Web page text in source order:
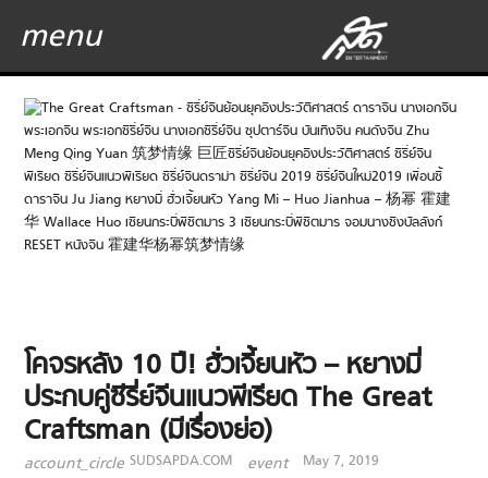
menu
โคจรหลัง 10 ปี! ฮั่วเจี้ยนหัว – หยางมี่
ประกบคู่ซีรี่ย์จีนแนวพีเรียด The Great
Craftsman (มีเรื่องย่อ)
account_circle SUDSAPDA.COM event May 7, 2019